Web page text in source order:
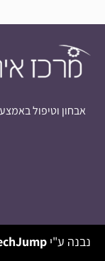
אבחון וטיפול
נבנה ע"י